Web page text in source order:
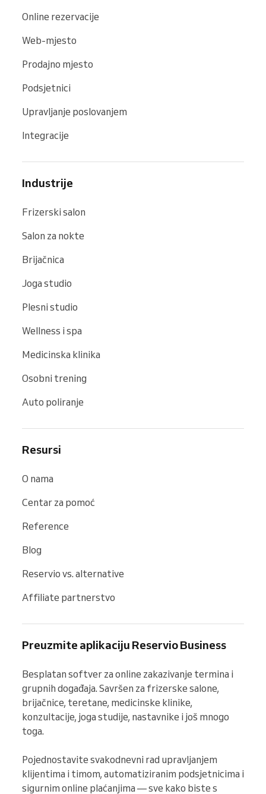
Online rezervacije
Web-mjesto
Prodajno mjesto
Podsjetnici
Upravljanje poslovanjem
Integracije
Industrije
Frizerski salon
Salon za nokte
Brijačnica
Joga studio
Plesni studio
Wellness i spa
Medicinska klinika
Osobni trening
Auto poliranje
Resursi
O nama
Centar za pomoć
Reference
Blog
Reservio vs. alternative
Affiliate partnerstvo
Preuzmite aplikaciju Reservio Business
Besplatan softver za online zakazivanje termina i
grupnih događaja. Savršen za frizerske salone,
brijačnice, teretane, medicinske klinike,
konzultacije, joga studije, nastavnike i još mnogo
toga.
Pojednostavite svakodnevni rad upravljanjem
klijentima i timom, automatiziranim podsjetnicima i
sigurnim online plaćanjima — sve kako biste s